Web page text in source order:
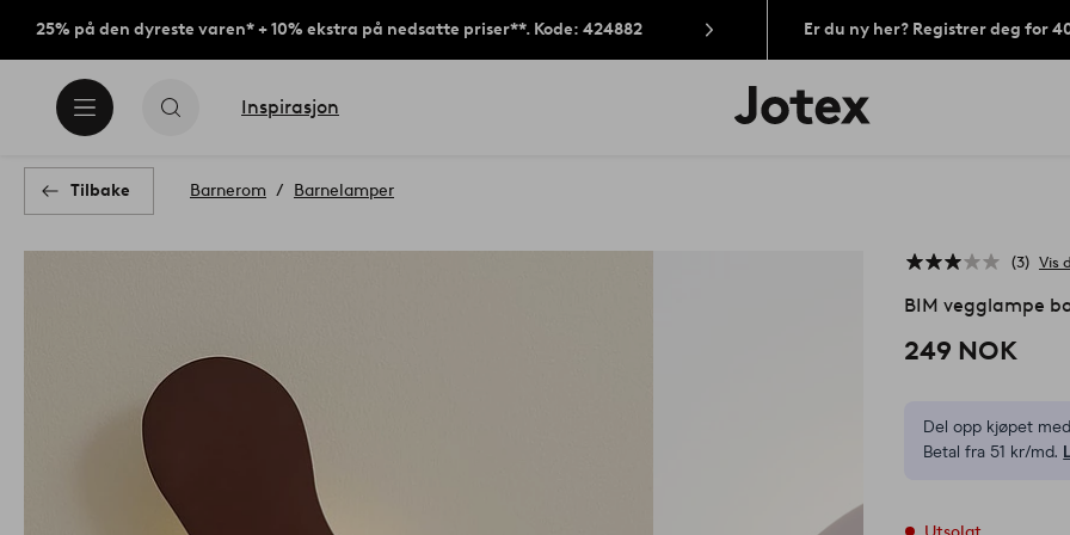
25% på den dyreste varen* + 10% ekstra på nedsatte priser**. Kode: 424882 Er du ny her? Registrer deg for
Inspirasjon
Jotex’
logo
Tilbake Barnerom Barnelamper
3 Vis
BIM vegglampe
249 NOK
Del opp kjøpet
Betal fra 51 kr/md.